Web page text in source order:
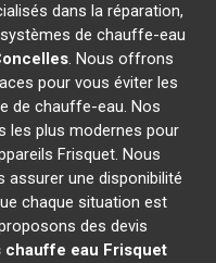
dans la réparation,
de chauffe-eau
. Nous offrons
pour vous éviter les
de chauffe-eau. Nos
les plus modernes pour
Frisquet. Nous
assurer une disponibilité
chaque situation est
des devis
chauffe eau Frisquet